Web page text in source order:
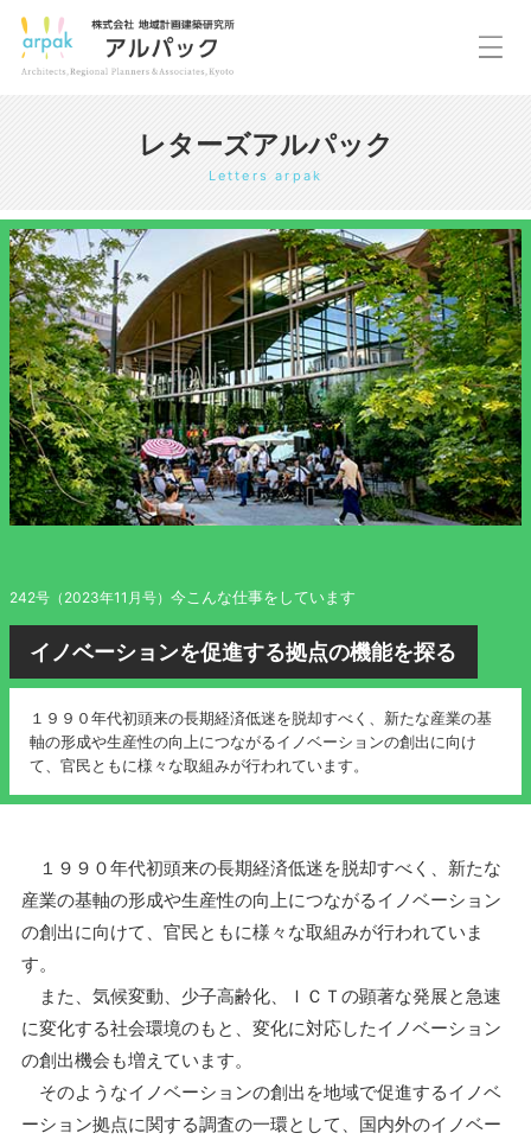
レターズアルパック
Letters arpak
242号（2023年11月号） 今こんな仕事をしています
イノベーションを促進する拠点の機能を探る
１９９０年代初頭来の長期経済低迷を脱却すべく、新たな産業の基
軸の形成や生産性の向上につながるイノベーションの創出に向け
て、官民ともに様々な取組みが行われています。
１９９０年代初頭来の長期経済低迷を脱却すべく、新たな
産業の基軸の形成や生産性の向上につながるイノベーション
の創出に向けて、官民ともに様々な取組みが行われていま
す。
また、気候変動、少子高齢化、ＩＣＴの顕著な発展と急速
に変化する社会環境のもと、変化に対応したイノベーション
の創出機会も増えています。
そのようなイノベーションの創出を地域で促進するイノベ
ーション拠点に関する調査の一環として、国内外のイノベー